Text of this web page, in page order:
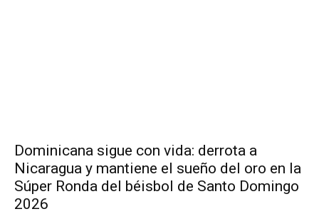
Dominicana sigue con vida: derrota a
Nicaragua y mantiene el sueño del oro en la
Súper Ronda del béisbol de Santo Domingo
2026